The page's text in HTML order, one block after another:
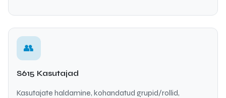
👥
S615 Kasutajad
Kasutajate haldamine, kohandatud grupid/rollid,